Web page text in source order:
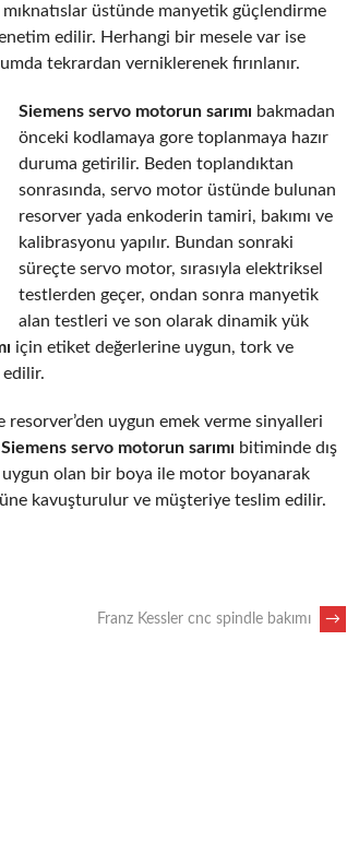
üstünde manyetik güçlendirme
edilir. Herhangi bir mesele var ise
tekrardan verniklerenek fırınlanır.
Siemens servo motorun sarımı bakmadan
önceki kodlamaya gore toplanmaya hazır
duruma getirilir. Beden toplandıktan
sonrasında, servo motor üstünde bulunan
resorver yada enkoderin tamiri, bakımı ve
kalibrasyonu yapılır. Bundan sonraki
süreçte servo motor, sırasıyla elektriksel
testlerden geçer, ondan sonra manyetik
alan testleri ve son olarak dinamik yük
için etiket değerlerine uygun, tork ve
edilir.
uygun emek verme sinyalleri
Siemens servo motorun sarımı bitiminde dış
uygun olan bir boya ile motor boyanarak
kavuşturulur ve müşteriye teslim edilir.
Franz Kessler cnc spindle bakımı →